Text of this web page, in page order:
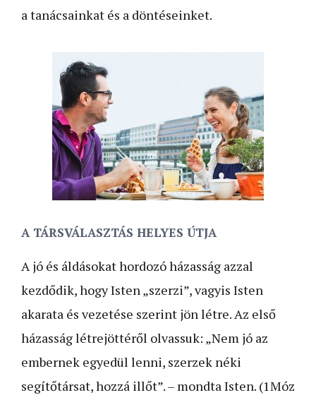
a tanácsainkat és a döntéseinket.
A TÁRSVÁLASZTÁS HELYES ÚTJA
A jó és áldásokat hordozó házasság azzal
kezdődik, hogy Isten „szerzi”, vagyis Isten
akarata és vezetése szerint jön létre. Az első
házasság létrejöttéről olvassuk: „Nem jó az
embernek egyedül lenni, szerzek néki
segítőtársat, hozzá illőt”. – mondta Isten. (1Móz